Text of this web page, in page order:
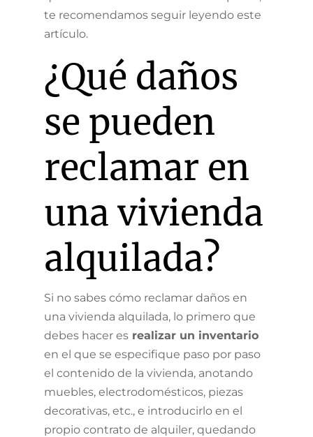
te recomendamos seguir leyendo este
artículo.
¿Qué daños
se pueden
reclamar en
una vivienda
alquilada?
Si no sabes cómo reclamar daños en
una vivienda alquilada, lo primero que
debes hacer esrealizar un inventario
en el que se especifique paso por paso
el contenido de la vivienda, anotando
muebles, electrodomésticos, piezas
decorativas, etc., e introducirlo en el
propio contrato de alquiler, quedando